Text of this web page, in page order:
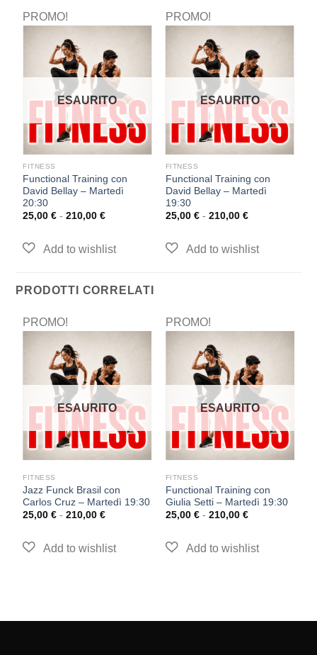
PROMO!
ESAURITO
FITNESS
Functional Training con
David Bellay – Martedì
20:30
25,00€ - 210,00€
PROMO!
ESAURITO
FITNESS
Functional Training con
David Bellay – Martedì
19:30
25,00 € - 210,00 €
PRODOTTI CORRELATI
PROMO!
ESAURITO
FITNESS
Jazz Funck Brasil con
Carlos Cruz – Martedì 19:30
25,00€ - 210,00€
PROMO!
ESAURITO
FITNESS
Functional Training con
Giulia Setti – Martedì 19:30
25,00 € - 210,00 €